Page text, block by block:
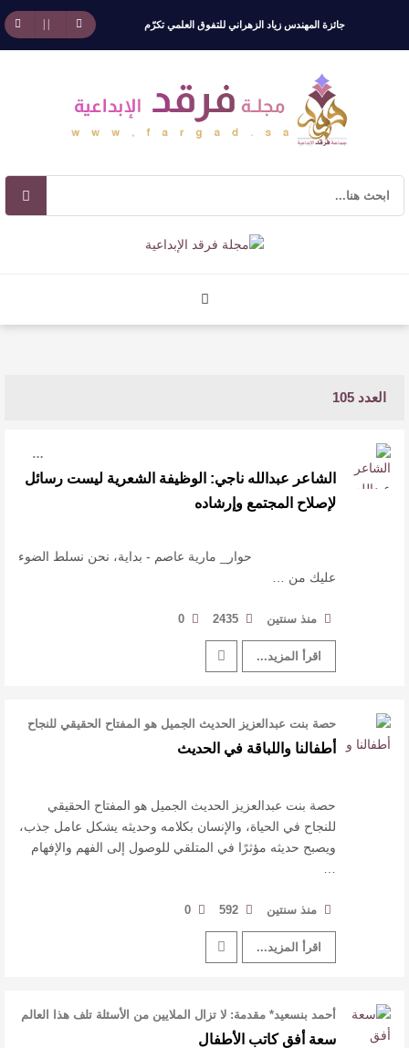
جائزة المهندس زياد الزهراني للتفوق العلمي تكرّم
نخبة من أبناء وبنات الأطاولة
مهرجان الأطاولة التراثي يجمع الشاعر عبدالواحد
الروائي جابر محمد مدخلي: أحضر داخل رواياتي
بحذر، والثقافة قوتنا الناعمة لمخاطبة العالم.
للدكتورة زينب الخضيري
عتبات التأويل وقراءة التشكيل الصوفي والفلسفي
العدد 105
…
الشاعر عبدالله ناجي: الوظيفة الشعرية ليست رسائل
لإصلاح المجتمع وإرشاده
حوار_ مارية عاصم - بداية، نحن نسلط الضوء
عليك من …
منذ سنتين 2435
0
اقرأ المزيد...
حصة بنت عبدالعزيز الحديث الجميل هو المفتاح الحقيقي للنجاح
في الحياة، والإنسان بك …
‏أطفالنا واللباقة في الحديث
حصة بنت عبدالعزيز الحديث الجميل هو المفتاح الحقيقي
للنجاح في الحياة، والإنسان بكلامه وحديثه يشكل عامل جذب،
ويصبح حديثه مؤثرًا في المتلقي للوصول إلى الفهم والإفهام
منذ سنتين 592
0
اقرأ المزيد...
أحمد بنسعيد* مقدمة: لا تزال الملايين من الأسئلة تلف هذا العالم
وما فيه من أشياء …
سعة أفق كاتب الأطفال